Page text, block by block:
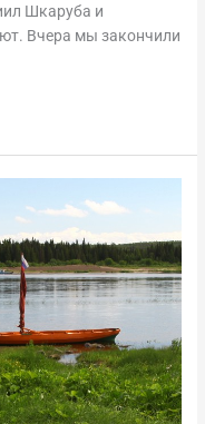
Шкаруба и
Вчера мы закончили